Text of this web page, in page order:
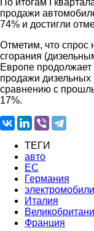
По итогам I
продажи
74% и достигли
Отметим, что спрос
сгорания
Европе продолжает
продажи
сравнению с
17%.
ТЕГИ
авто
ЕС
Германия
электромобили
Италия
Франция